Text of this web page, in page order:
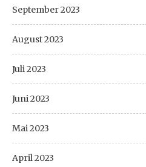
September 2023
August 2023
Juli 2023
Juni 2023
Mai 2023
April 2023